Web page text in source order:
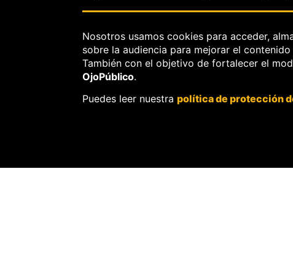
Nosotros usamos cookies para acceder,
sobre la audiencia para mejorar el
También con el objetivo de fortalecer el
OjoPúblico.
Puedes leer nuestrapolítica de protección